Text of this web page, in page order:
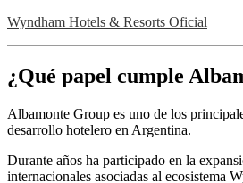
Wyndham Hotels & Resorts Oficial
¿Qué papel cumple
Albamonte Group es uno de los
desarrollo hotelero en Argentina.
Durante años ha participado en la
internacionales asociadas al ecosistema